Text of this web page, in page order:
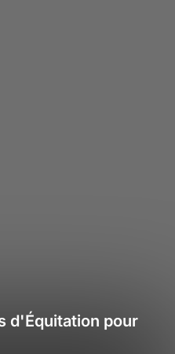
d'Équitation pour